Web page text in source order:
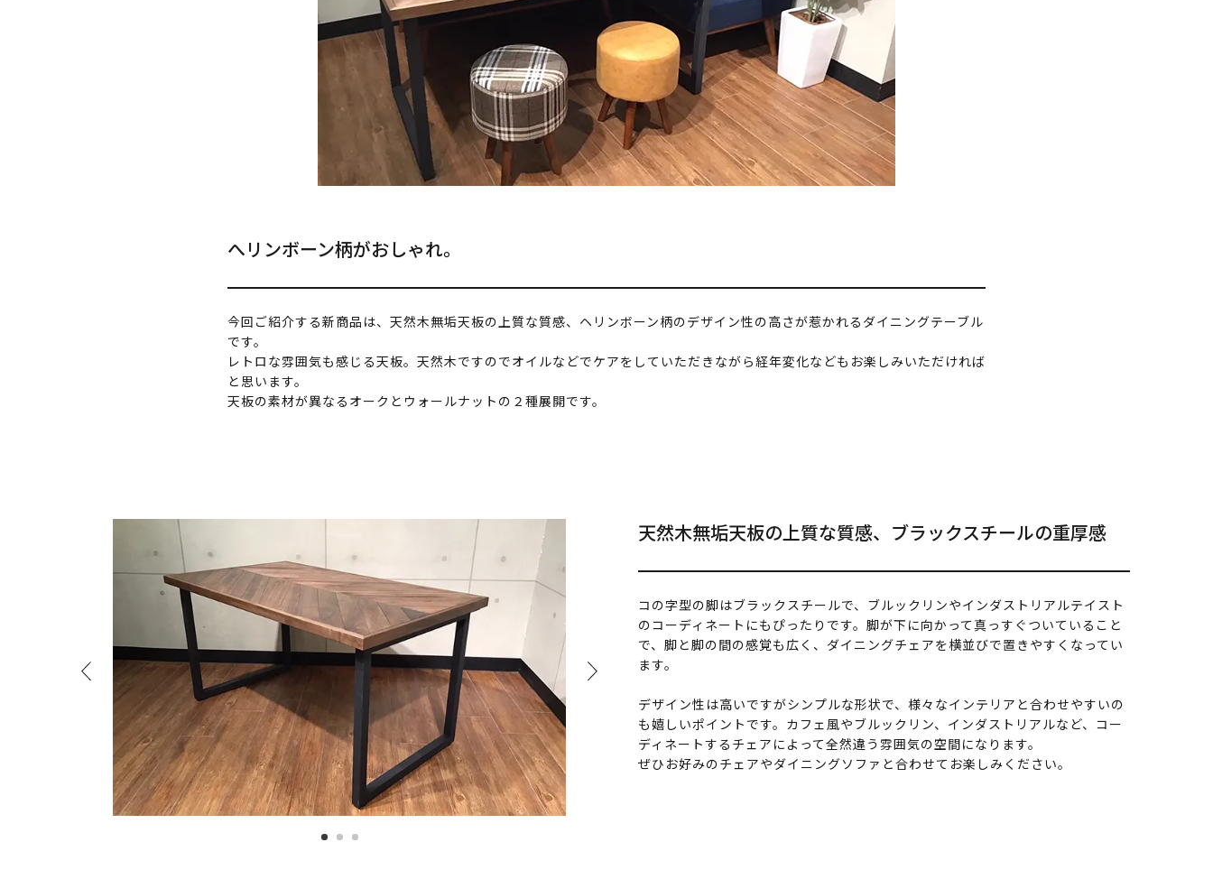
へリンボーン柄がおしゃれ。
今回ご紹介する新商品は、天然木無垢天板の上質な質感、ヘリンボーン柄のデザイン性の高さが惹かれるダイニングテーブル
です。
レトロな雰囲気も感じる天板。天然木ですのでオイルなどでケアをしていただきながら経年変化などもお楽しみいただければ
と思います。
天板の素材が異なるオークとウォールナットの２種展開です。
天然木無垢天板の上質な質感、ブラックスチールの重厚感
コの字型の脚はブラックスチールで、ブルックリンやインダストリアルテイスト
のコーディネートにもぴったりです。脚が下に向かって真っすぐついていること
で、脚と脚の間の感覚も広く、ダイニングチェアを横並びで置きやすくなってい
ます。
デザイン性は高いですがシンプルな形状で、様々なインテリアと合わせやすいの
も嬉しいポイントです。カフェ風やブルックリン、インダストリアルなど、コー
ディネートするチェアによって全然違う雰囲気の空間になります。
ぜひお好みのチェアやダイニングソファと合わせてお楽しみください。